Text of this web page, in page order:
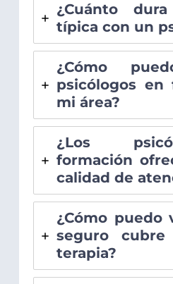
¿Cuánto
típica con un
¿Cómo
psicólogos en
mi área?
¿Los
formación
calidad de
¿Cómo puedo
seguro
terapia?